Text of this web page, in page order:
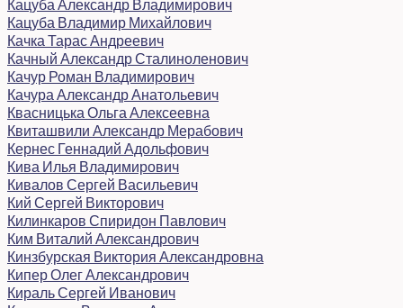
Кацуба Александр Владимирович
Кацуба Владимир Михайлович
Качка Тарас Андреевич
Качный Александр Сталиноленович
Качур Роман Владимирович
Качура Александр Анатольевич
Квасницька Ольга Алексеевна
Квиташвили Александр Мерабович
Кернес Геннадий Адольфович
Кива Илья Владимирович
Кивалов Сергей Васильевич
Кий Сергей Викторович
Килинкаров Спиридон Павлович
Ким Виталий Александрович
Кинзбурская Виктория Александровна
Кипер Олег Александрович
Кираль Сергей Иванович